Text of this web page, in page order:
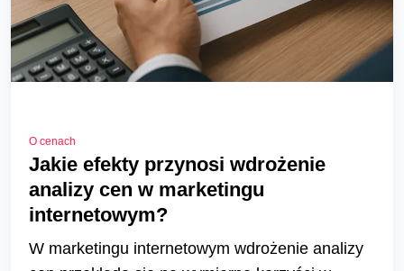
O cenach
Jakie efekty przynosi wdrożenie
analizy cen w marketingu
internetowym?
W marketingu internetowym wdrożenie analizy